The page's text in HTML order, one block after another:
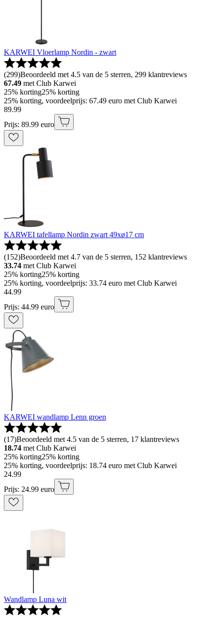
KARWEI Vloerlamp Nordin - zwart
(299)Beoordeeld met 4.5 van de 5 sterren, 299 klantreviews
67.49 met Club Karwei
25% korting25% korting
25% korting, voordeelprijs: 67.49 euro met Club Karwei
89.99
Prijs: 89.99 euro
KARWEI tafellamp Nordin zwart 49xø17 cm
(152)Beoordeeld met 4.7 van de 5 sterren, 152 klantreviews
33.74 met Club Karwei
25% korting25% korting
25% korting, voordeelprijs: 33.74 euro met Club Karwei
44.99
Prijs: 44.99 euro
KARWEI wandlamp Lenn groen
(17)Beoordeeld met 4.5 van de 5 sterren, 17 klantreviews
18.74 met Club Karwei
25% korting25% korting
25% korting, voordeelprijs: 18.74 euro met Club Karwei
24.99
Prijs: 24.99 euro
Wandlamp Luna wit